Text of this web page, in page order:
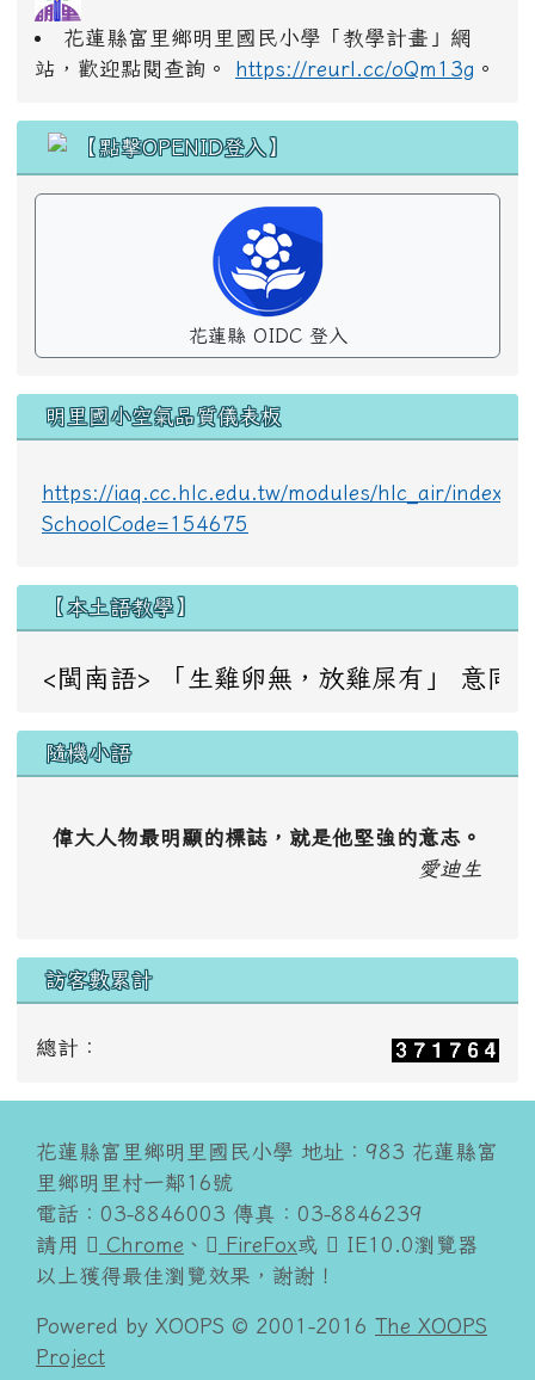
花蓮縣富里鄉明里國民小學「教學計畫」網
站，歡迎點閱查詢。
https://reurl.cc/oQm13g 。
花蓮縣 OIDC 登入
明里國小空氣品質儀表板
https://iaq.cc.hlc.edu.tw/modules/hlc_air/
SchoolCode=154675
【本土語教學】
<閩南語> 「生雞卵無，放雞屎有」 意
隨機小語
偉大人物最明顯的標誌，就是他堅強的意志。
愛迪生
訪客數累計
總計：
花蓮縣富里鄉明里國民小學 地址：983 花蓮縣富
里鄉明里村一鄰16號
電話：03-8846003 傳真：03-8846239
請用
Chrome 、 FireFox或
IE10.0瀏覽器
以上獲得最佳瀏覽效果，謝謝！
Powered by XOOPS © 2001-2016 The XOOPS
Project